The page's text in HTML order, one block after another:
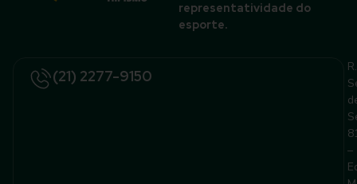
representatividade do
esporte.
(21) 2277-9150
R.
–